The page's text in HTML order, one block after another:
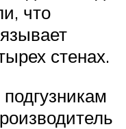
что
стенах.